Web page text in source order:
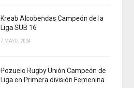
Kreab Alcobendas Campeón de la
Liga SUB 16
7 MAYO, 2024
Pozuelo Rugby Unión Campeón de
Liga en Primera división Femenina